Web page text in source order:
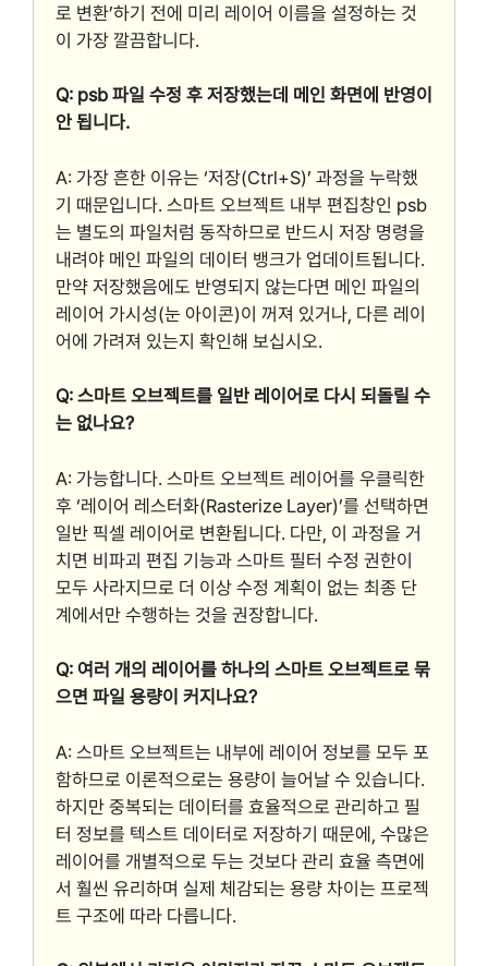
로 변환’하기 전에 미리 레이어 이름을 설정하는 것
이 가장 깔끔합니다.
Q: psb 파일 수정 후 저장했는데 메인 화면에 반영이
안 됩니다.
A: 가장 흔한 이유는 ‘저장(Ctrl+S)’ 과정을 누락했
기 때문입니다. 스마트 오브젝트 내부 편집창인 psb
는 별도의 파일처럼 동작하므로 반드시 저장 명령을
내려야 메인 파일의 데이터 뱅크가 업데이트됩니다.
만약 저장했음에도 반영되지 않는다면 메인 파일의
레이어 가시성(눈 아이콘)이 꺼져 있거나, 다른 레이
어에 가려져 있는지 확인해 보십시오.
Q: 스마트 오브젝트를 일반 레이어로 다시 되돌릴 수
는 없나요?
A: 가능합니다. 스마트 오브젝트 레이어를 우클릭한
후 ‘레이어 레스터화(Rasterize Layer)’를 선택하면
일반 픽셀 레이어로 변환됩니다. 다만, 이 과정을 거
치면 비파괴 편집 기능과 스마트 필터 수정 권한이
모두 사라지므로 더 이상 수정 계획이 없는 최종 단
계에서만 수행하는 것을 권장합니다.
Q: 여러 개의 레이어를 하나의 스마트 오브젝트로 묶
으면 파일 용량이 커지나요?
A: 스마트 오브젝트는 내부에 레이어 정보를 모두 포
함하므로 이론적으로는 용량이 늘어날 수 있습니다.
하지만 중복되는 데이터를 효율적으로 관리하고 필
터 정보를 텍스트 데이터로 저장하기 때문에, 수많은
레이어를 개별적으로 두는 것보다 관리 효율 측면에
서 훨씬 유리하며 실제 체감되는 용량 차이는 프로젝
트 구조에 따라 다릅니다.